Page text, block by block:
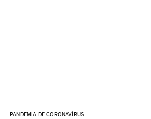
PANDEMIA DE CORONAVÍRUS